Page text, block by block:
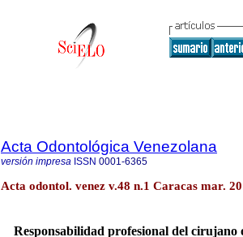
Acta Odontológica Venezolana
versión impresa ISSN 0001-6365
Acta odontol. venez v.48 n.1 Caracas mar.
Responsabilidad profesional del cirujano